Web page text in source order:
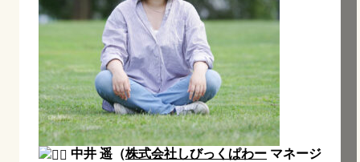
中井 遥（株式会社しびっくぱわー マネージ